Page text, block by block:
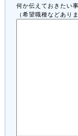
何か伝えておきたい
（希望職種などあり